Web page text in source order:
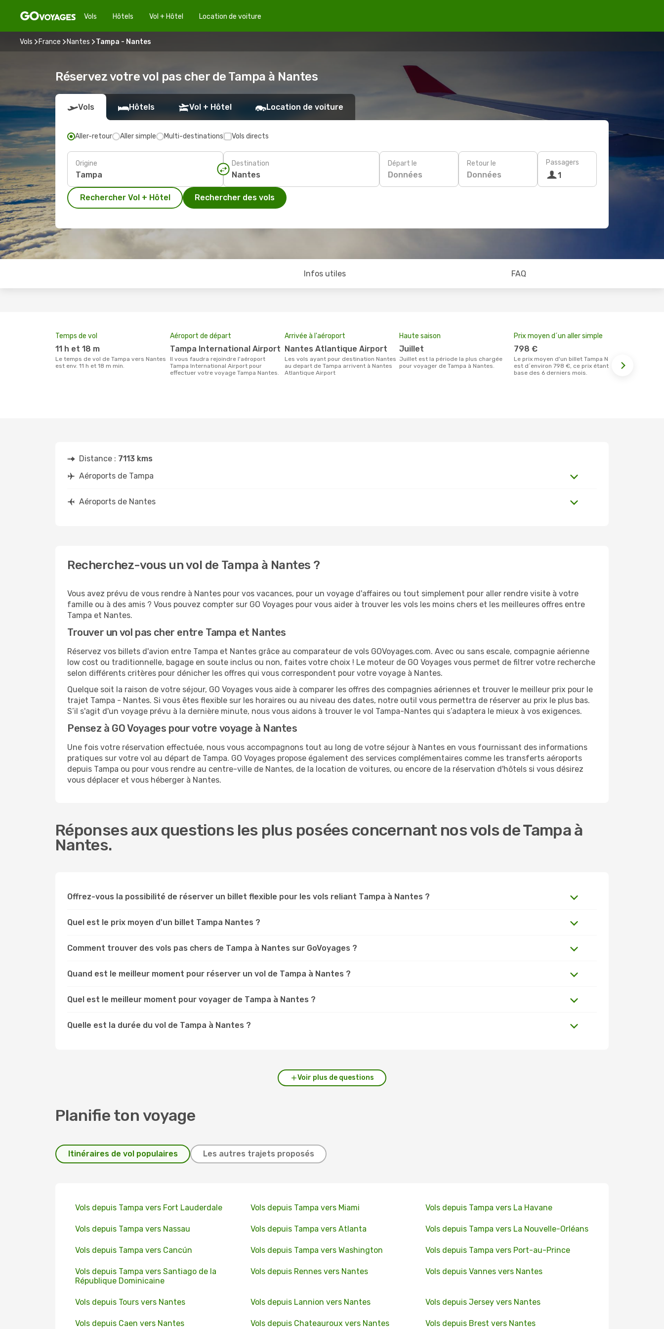
Vols Hôtels Vol + Hôtel Location de voiture
Vols France Nantes Tampa - Nantes
Réservez votre vol pas cher de Tampa à Nantes
Vols Hôtels Vol + Hôtel Location de voiture
Aller-retour Aller simple Multi-destinations Vols directs
Origine Destination Départ le
Données
Retour le
Données
Passagers
1
Rechercher Vol + Hôtel Rechercher des vols
Infos utiles FAQ
Temps de vol
11 h et 18 m
Le temps de vol de Tampa vers Nantes
est env. 11 h et 18 m min.
Aéroport de départ
Tampa International Airport
Il vous faudra rejoindre l'aéroport
Tampa International Airport pour
effectuer votre voyage Tampa Nantes.
Arrivée à l'aéroport
Nantes Atlantique Airport
Les vols ayant pour destination Nantes
au depart de Tampa arrivent à Nantes
Atlantique Airport
Haute saison
juillet
juillet est la période la plus chargée
pour voyager de Tampa à Nantes.
Prix moyen d´un aller simple
798 €
Le prix moyen d'un billet Tampa Nantes
est d´environ 798 €, ce prix étant sur la
base des 6 derniers mois.
Distance : 7113 kms
Aéroports de Tampa
Aéroports de Nantes
Recherchez-vous un vol de Tampa à Nantes ?
Vous avez prévu de vous rendre à Nantes pour vos vacances, pour un voyage d'affaires ou tout simplement pour aller rendre visite à votre
famille ou à des amis ? Vous pouvez compter sur GO Voyages pour vous aider à trouver les vols les moins chers et les meilleures offres entre
Tampa et Nantes.
Trouver un vol pas cher entre Tampa et Nantes
Réservez vos billets d'avion entre Tampa et Nantes grâce au comparateur de vols GOVoyages.com. Avec ou sans escale, compagnie aérienne
low cost ou traditionnelle, bagage en soute inclus ou non, faites votre choix ! Le moteur de GO Voyages vous permet de filtrer votre recherche
selon différents critères pour dénicher les offres qui vous correspondent pour votre voyage à Nantes.
Quelque soit la raison de votre séjour, GO Voyages vous aide à comparer les offres des compagnies aériennes et trouver le meilleur prix pour le
trajet Tampa - Nantes. Si vous êtes flexible sur les horaires ou au niveau des dates, notre outil vous permettra de réserver au prix le plus bas.
S’il s'agit d'un voyage prévu à la dernière minute, nous vous aidons à trouver le vol Tampa-Nantes qui s’adaptera le mieux à vos exigences.
Pensez à GO Voyages pour votre voyage à Nantes
Une fois votre réservation effectuée, nous vous accompagnons tout au long de votre séjour à Nantes en vous fournissant des informations
pratiques sur votre vol au départ de Tampa. GO Voyages propose également des services complémentaires comme les transferts aéroports
depuis Tampa ou pour vous rendre au centre-ville de Nantes, de la location de voitures, ou encore de la réservation d'hôtels si vous désirez
vous déplacer et vous héberger à Nantes.
Réponses aux questions les plus posées concernant nos vols de Tampa à
Nantes.
Offrez-vous la possibilité de réserver un billet flexible pour les vols reliant Tampa à Nantes ?
Quel est le prix moyen d'un billet Tampa Nantes ?
Comment trouver des vols pas chers de Tampa à Nantes sur GoVoyages ?
Quand est le meilleur moment pour réserver un vol de Tampa à Nantes ?
Quel est le meilleur moment pour voyager de Tampa à Nantes ?
Quelle est la durée du vol de Tampa à Nantes ?
Voir plus de questions
Planifie ton voyage
Itinéraires de vol populaires Les autres trajets proposés
Vols depuis Tampa vers Fort Lauderdale Vols depuis Tampa vers Miami Vols depuis Tampa vers La Havane
Vols depuis Tampa vers Nassau Vols depuis Tampa vers Atlanta Vols depuis Tampa vers La Nouvelle-Orléans
Vols depuis Tampa vers Cancún Vols depuis Tampa vers Washington Vols depuis Tampa vers Port-au-Prince
Vols depuis Tampa vers Santiago de la
République Dominicaine
Vols depuis Rennes vers Nantes Vols depuis Vannes vers Nantes
Vols depuis Tours vers Nantes Vols depuis Lannion vers Nantes Vols depuis Jersey vers Nantes
Vols depuis Caen vers Nantes Vols depuis Chateauroux vers Nantes Vols depuis Brest vers Nantes